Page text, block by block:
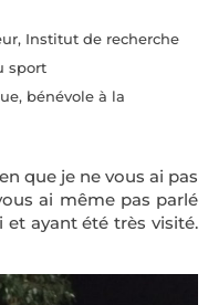
Institut de recherche
sport
bénévole à la
que je ne vous ai pas
ai même pas parlé
ayant été très visité.